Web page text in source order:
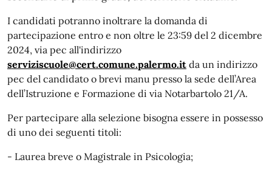
I candidati potranno inoltrare la domanda di
partecipazione entro e non oltre le 23:59 del 2 dicembre
2024, via pec all'indirizzo
serviziscuole@cert.comune.palermo.it da un indirizzo
pec del candidato o brevi manu presso la sede dell’Area
dell’Istruzione e Formazione di via Notarbartolo 21/A.
Per partecipare alla selezione bisogna essere in possesso
di uno dei seguenti titoli:
- Laurea breve o Magistrale in Psicologia;